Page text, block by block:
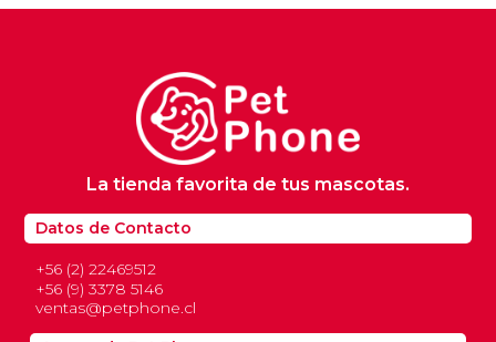
Datos de Contacto
+56 (2) 22469512
+56 (9) 3378 5146
ventas@petphone.cl
La tienda favorita de tus mascotas.